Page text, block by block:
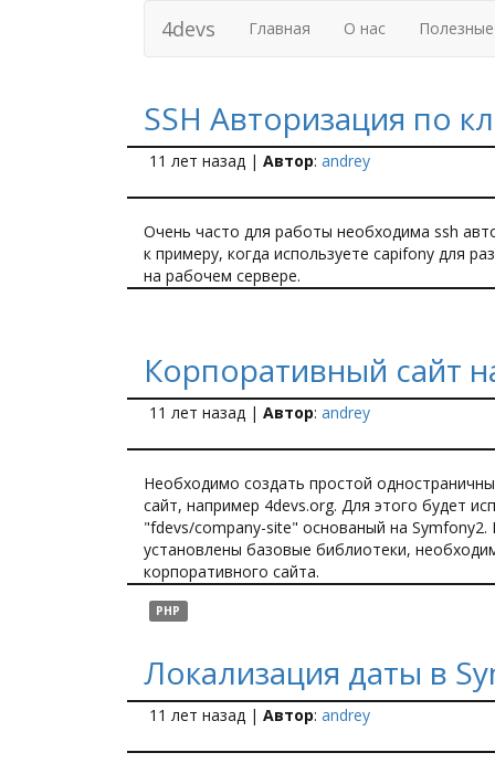
4devs Главная О нас
SSH Авторизация по
11 лет назад | Автор: andrey
Очень часто для работы необходима ssh
к примеру, когда используете capifony для
на рабочем сервере.
Корпоративный сайт
11 лет назад | Автор: andrey
Необходимо создать простой
сайт, например 4devs.org. Для этого будет
"fdevs/company-site" основаный на Symfony2.
установлены базовые библиотеки,
корпоративного сайта.
PHP
Локализация даты в
11 лет назад | Автор: andrey